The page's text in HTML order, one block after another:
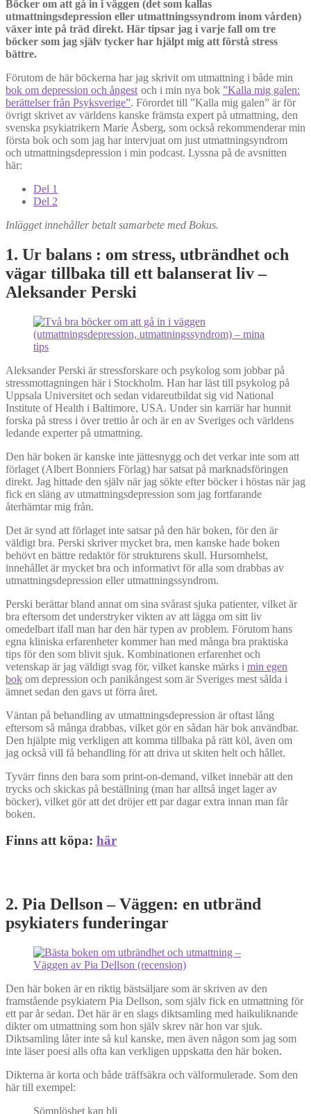
Böcker om att gå in i väggen (det som kallas
utmattningsdepression eller utmattningssyndrom inom vården)
växer inte på träd direkt. Här tipsar jag i varje fall om tre
böcker som jag själv tycker har hjälpt mig att förstå stress
bättre.
Förutom de här böckerna har jag skrivit om utmattning i både min
bok om depression och ångest och i min nya bok ”Kalla mig galen:
berättelser från Psyksverige”. Förordet till ”Kalla mig galen” är för
övrigt skrivet av världens kanske främsta expert på utmattning, den
svenska psykiatrikern Marie Åsberg, som också rekommenderar min
första bok och som jag har intervjuat om just utmattningsyndrom
och utmattningsdepression i min podcast. Lyssna på de avsnitten
här:
Del 1
Del 2
Inlägget innehåller betalt samarbete med Bokus.
1. Ur balans : om stress, utbrändhet och
vägar tillbaka till ett balanserat liv –
Aleksander Perski
Aleksander Perski är stressforskare och psykolog som jobbar på
stressmottagningen här i Stockholm. Han har läst till psykolog på
Uppsala Universitet och sedan vidareutbildat sig vid National
Institute of Health i Baltimore, USA. Under sin karriär har hunnit
forska på stress i över trettio år och är en av Sveriges och världens
ledande experter på utmattning.
Den här boken är kanske inte jättesnygg och det verkar inte som att
förlaget (Albert Bonniers Förlag) har satsat på marknadsföringen
direkt. Jag hittade den själv när jag sökte efter böcker i höstas när jag
fick en släng av utmattningsdepression som jag fortfarande
återhämtar mig från.
Det är synd att förlaget inte satsar på den här boken, för den är
väldigt bra. Perski skriver mycket bra, men kanske hade boken
behövt en bättre redaktör för strukturens skull. Hursomhelst,
innehållet är mycket bra och informativt för alla som drabbas av
utmattningsdepression eller utmattningssyndrom.
Perski berättar bland annat om sina svårast sjuka patienter, vilket är
bra eftersom det understryker vikten av att lägga om sitt liv
omedelbart ifall man har den här typen av problem. Förutom hans
egna kliniska erfarenheter kommer han med många bra praktiska
tips för den som blivit sjuk. Kombinationen erfarenhet och
vetenskap är jag väldigt svag för, vilket kanske märks i min egen
bok om depression och panikångest som är Sveriges mest sålda i
ämnet sedan den gavs ut förra året.
Väntan på behandling av utmattningsdepression är oftast lång
eftersom så många drabbas, vilket gör en sådan här bok användbar.
Den hjälpte mig verkligen att komma tillbaka på rätt köl, även om
jag också vill få behandling för att driva ut skiten helt och hållet.
Tyvärr finns den bara som print-on-demand, vilket innebär att den
trycks och skickas på beställning (man har alltså inget lager av
böcker), vilket gör att det dröjer ett par dagar extra innan man får
boken.
Finns att köpa: här
2. Pia Dellson – Väggen: en utbränd
psykiaters funderingar
Den här boken är en riktig bästsäljare som är skriven av den
framstående psykiatern Pia Dellson, som själv fick en utmattning för
ett par år sedan. Det här är en slags diktsamling med haikuliknande
dikter om utmattning som hon själv skrev när hon var sjuk.
Diktsamling låter inte så kul kanske, men även någon som jag som
inte läser poesi alls ofta kan verkligen uppskatta den här boken.
Dikterna är korta och både träffsäkra och välformulerade. Som den
här till exempel:
Sömnlöshet kan bli